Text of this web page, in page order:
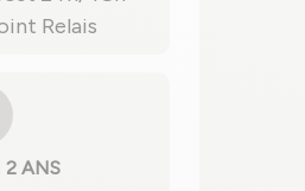
Relais
2 ANS